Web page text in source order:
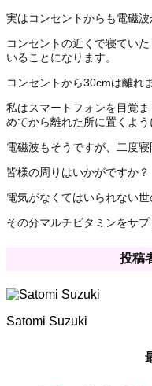
実はコンセントからも電磁
コンセントの近くで寝てい
いることになります。
コンセントから30cmは離れ
私はスマートフォンを目覚
めてから離れた所に置くよう
電磁波もそうですが、二度
皆様の周りはいかがですか？
電気がなくてはいられない
その分マルチビタミンをサプ
投稿
Satomi Suzuki